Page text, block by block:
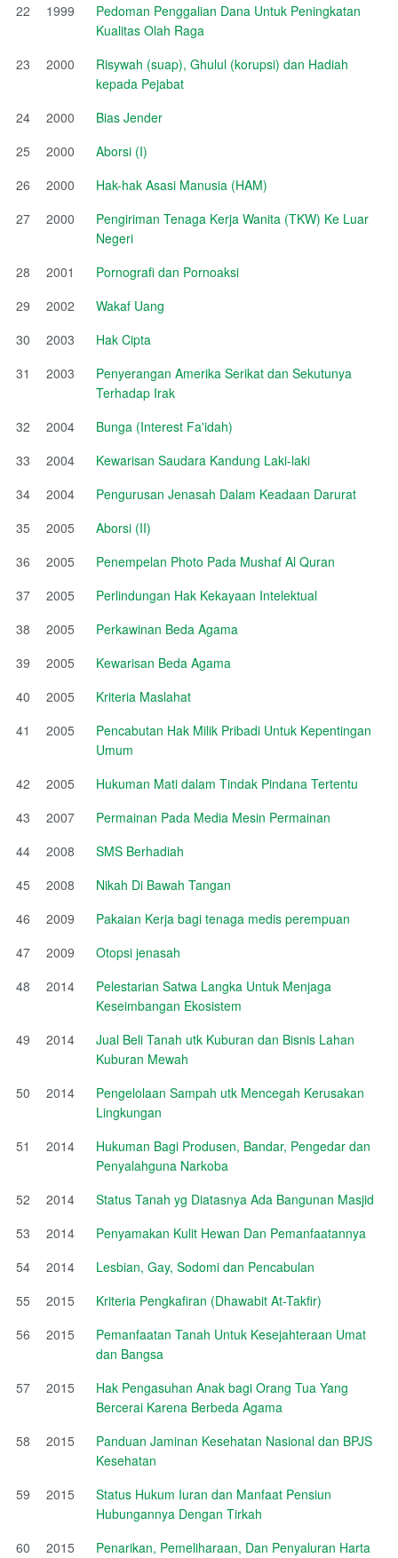
22
1999
Pedoman Penggalian Dana Untuk Peningkatan
Kualitas Olah Raga
23
2000
Risywah (suap), Ghulul (korupsi) dan Hadiah
kepada Pejabat
24
2000
Bias Jender
25
2000
Aborsi (I)
26
2000
Hak-hak Asasi Manusia (HAM)
27
2000
Pengiriman Tenaga Kerja Wanita (TKW) Ke Luar
Negeri
28
2001
Pornografi dan Pornoaksi
29
2002
Wakaf Uang
30
2003
Hak Cipta
31
2003
Penyerangan Amerika Serikat dan Sekutunya
Terhadap Irak
32
2004
Bunga (Interest Fa'idah)
33
2004
Kewarisan Saudara Kandung Laki-laki
34
2004
Pengurusan Jenasah Dalam Keadaan Darurat
35
2005
Aborsi (II)
36
2005
Penempelan Photo Pada Mushaf Al Quran
37
2005
Perlindungan Hak Kekayaan Intelektual
38
2005
Perkawinan Beda Agama
39
2005
Kewarisan Beda Agama
40
2005
Kriteria Maslahat
41
2005
Pencabutan Hak Milik Pribadi Untuk Kepentingan
Umum
42
2005
Hukuman Mati dalam Tindak Pindana Tertentu
43
2007
Permainan Pada Media Mesin Permainan
44
2008
SMS Berhadiah
45
2008
Nikah Di Bawah Tangan
46
2009
Pakaian Kerja bagi tenaga medis perempuan
47
2009
Otopsi jenasah
48
2014
Pelestarian Satwa Langka Untuk Menjaga
Keseimbangan Ekosistem
49
2014
Jual Beli Tanah utk Kuburan dan Bisnis Lahan
Kuburan Mewah
50
2014
Pengelolaan Sampah utk Mencegah Kerusakan
Lingkungan
51
2014
Hukuman Bagi Produsen, Bandar, Pengedar dan
Penyalahguna Narkoba
52
2014
Status Tanah yg Diatasnya Ada Bangunan Masjid
53
2014
Penyamakan Kulit Hewan Dan Pemanfaatannya
54
2014
Lesbian, Gay, Sodomi dan Pencabulan
55
2015
Kriteria Pengkafiran (Dhawabit At-Takfir)
56
2015
Pemanfaatan Tanah Untuk Kesejahteraan Umat
dan Bangsa
57
2015
Hak Pengasuhan Anak bagi Orang Tua Yang
Bercerai Karena Berbeda Agama
58
2015
Panduan Jaminan Kesehatan Nasional dan BPJS
Kesehatan
59
2015
Status Hukum Iuran dan Manfaat Pensiun
Hubungannya Dengan Tirkah
60
2015
Penarikan, Pemeliharaan, Dan Penyaluran Harta